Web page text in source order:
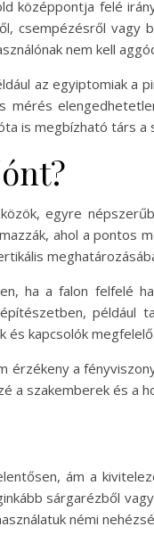
középpontja felé
csempézésről vagy
nem kell
az egyiptomiak a
is megbízható társ a
egyre
ahol a pontos
ha a falon felfelé
például
és kapcsolók
a
a szakemberek és a
ám a
sárgarézből
némi